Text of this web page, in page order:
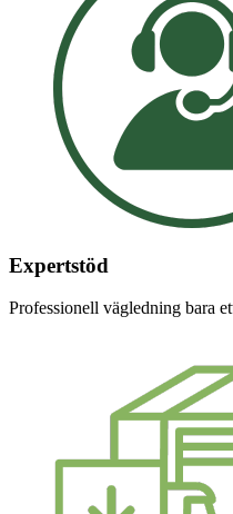
Expertstöd
Professionell vägledning bara